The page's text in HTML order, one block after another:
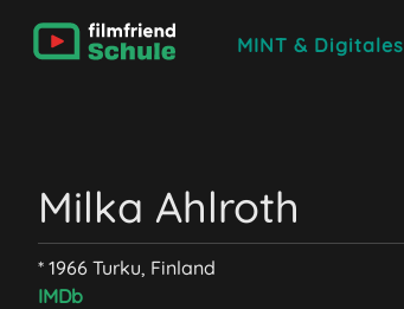
MINT & Digitales
Milka Ahlroth
* 1966 Turku, Finland
IMDb